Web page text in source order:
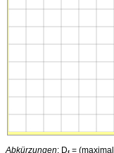
Abkürzungen: D =